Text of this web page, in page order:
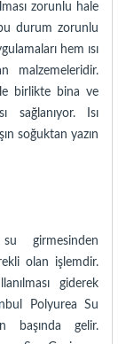
zorunlu hale
durum zorunlu
hem ısı
malzemeleridir.
birlikte bina ve
sağlanıyor. Isı
soğuktan yazın
girmesinden
olan işlemdir.
giderek
Polyurea Su
başında gelir.